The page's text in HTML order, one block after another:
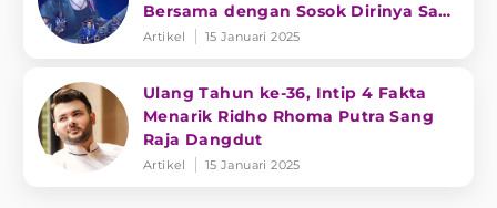
Bersama dengan Sosok Dirinya Saat
Muda
Artikel 15 Januari 2025
Ulang Tahun ke-36, Intip 4 Fakta
Menarik Ridho Rhoma Putra Sang
Raja Dangdut
Artikel 15 Januari 2025